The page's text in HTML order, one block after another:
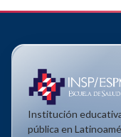
Institución
pública en